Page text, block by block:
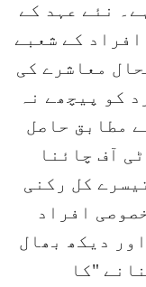
نئے عہد کے
کے شعبے
معاشرے کی
کو پیچھے نہ
مطابق حاصل
آف چائنا
کل رکنی
افراد
دیکھ بھال
"کا